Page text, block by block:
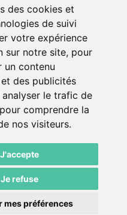
des cookies et
de suivi
votre expérience
sur notre site, pour
un contenu
des publicités
le trafic de
comprendre la
nos visiteurs.
J'accepte
Je refuse
mes préférences